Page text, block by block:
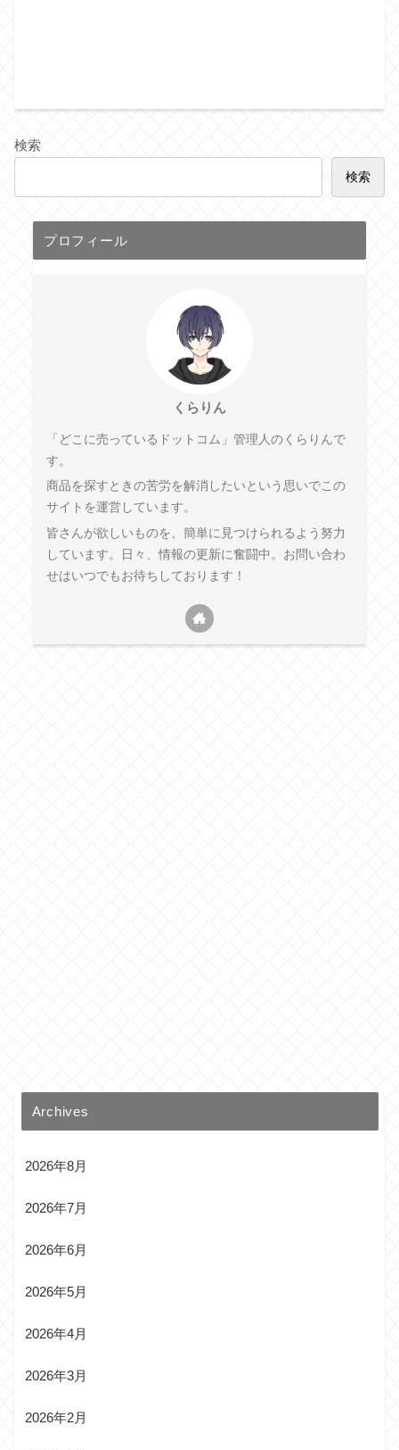
検索
検索
プロフィール
くらりん
「どこに売っているドットコム」管理人のくらりんで
す。
商品を探すときの苦労を解消したいという思いでこの
サイトを運営しています。
皆さんが欲しいものを、簡単に見つけられるよう努力
しています。日々、情報の更新に奮闘中。お問い合わ
せはいつでもお待ちしております！
Archives
2026年8月
2026年7月
2026年6月
2026年5月
2026年4月
2026年3月
2026年2月